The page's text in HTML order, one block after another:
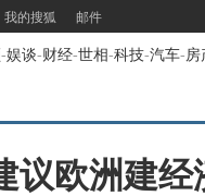
我的搜狐 邮件
-娱谈-财经-世相-科技-汽车-房
议欧洲建经